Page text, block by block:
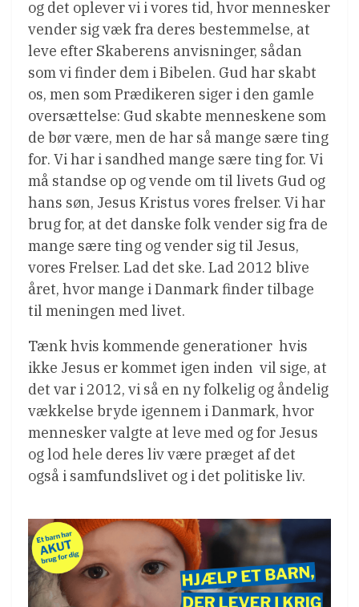
og det oplever vi i vores tid, hvor mennesker
vender sig væk fra deres bestemmelse, at
leve efter Skaberens anvisninger, sådan
som vi finder dem i Bibelen. Gud har skabt
os, men som Prædikeren siger i den gamle
oversættelse: Gud skabte menneskene som
de bør være, men de har så mange sære ting
for. Vi har i sandhed mange sære ting for. Vi
må standse op og vende om til livets Gud og
hans søn, Jesus Kristus vores frelser. Vi har
brug for, at det danske folk vender sig fra de
mange sære ting og vender sig til Jesus,
vores Frelser. Lad det ske. Lad 2012 blive
året, hvor mange i Danmark finder tilbage
til meningen med livet.
Tænk hvis kommende generationer  hvis
ikke Jesus er kommet igen inden  vil sige, at
det var i 2012, vi så en ny folkelig og åndelig
vækkelse bryde igennem i Danmark, hvor
mennesker valgte at leve med og for Jesus
og lod hele deres liv være præget af det 
også i samfundslivet og i det politiske liv.